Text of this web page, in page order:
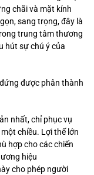
chãi và mặt kính
sang trọng, đây là
trung tâm thương
hút sự chú ý của
được phân thành
nhất, chỉ phục vụ
chiều. Lợi thế lớn
hợp cho các chiến
hiệu
cho phép người